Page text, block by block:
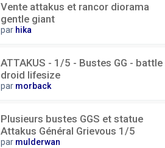
Vente attakus et rancor diorama
gentle giant
par hika
ATTAKUS - 1/5 - Bustes GG - battle
droid lifesize
par morback
Plusieurs bustes GGS et statue
Attakus Général Grievous 1/5
par mulderwan